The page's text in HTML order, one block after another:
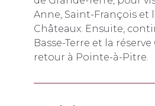
Anne, Saint-François et
Châteaux. Ensuite,
Basse-Terre et la
retour à Pointe-à-Pitre.